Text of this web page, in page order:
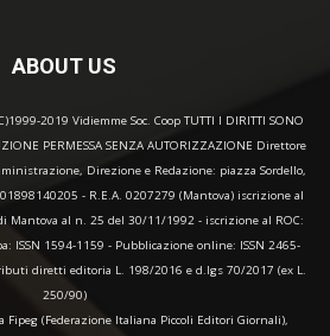
ABOUT US
2019 Vidiemme Soc. Coop TUTTI I DIRITTI SONO
PERMESSA SENZA AUTORIZZAZIONE Direttore
Direzione e Redazione: piazza Sordello,
- R.E.A. 0207279 (Mantova) iscrizione al
Mantova al n. 25 del 30/11/1992 - iscrizione al ROC:
ISSN 1594-1159 - Pubblicazione online: ISSN 2465-
diretti editoria L. 198/2016 e d.lgs 70/2017 (ex L.
250/90)
Fipeg (Federazione Italiana Piccoli Editori Giornali),